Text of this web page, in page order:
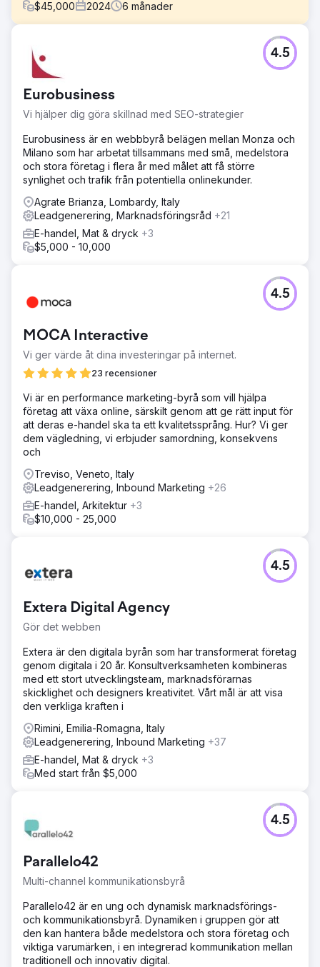
$45,000 2024 6 månader
Webbplatsen rankades inte, och den konverterade inte
heller potentiella kunder.
Lösning
Startade en PPC och SEO-kampanj. SEO hjälper för
långsiktig strategi, PPC är bra för snabbare lead gen.
Resultat
Advokatbyrå tar emot 2-3 leads per månad, vilket ökar
antalet konsultationer.
Gå till byråsida
Eurobusiness
Vi hjälper dig göra skillnad med SEO-strategier
4.5
Eurobusiness är en webbbyrå belägen mellan Monza och
Milano som har arbetat tillsammans med små, medelstora
och stora företag i flera år med målet att få större
synlighet och trafik från potentiella onlinekunder.
Agrate Brianza, Lombardy, Italy
Leadgenerering, Marknadsföringsråd +21
E-handel, Mat & dryck +3
$5,000 - 10,000
MOCA Interactive
Vi ger värde åt dina investeringar på internet.
23 recensioner
4.5
Vi är en performance marketing-byrå som vill hjälpa
företag att växa online, särskilt genom att ge rätt input för
att deras e-handel ska ta ett kvalitetssprång. Hur? Vi ger
dem vägledning, vi erbjuder samordning, konsekvens
och
Treviso, Veneto, Italy
Leadgenerering, Inbound Marketing +26
E-handel, Arkitektur +3
$10,000 - 25,000
Extera Digital Agency
Gör det webben
4.5
Extera är den digitala byrån som har transformerat företag
genom digitala i 20 år. Konsultverksamheten kombineras
med ett stort utvecklingsteam, marknadsförarnas
skicklighet och designers kreativitet. Vårt mål är att visa
den verkliga kraften i
Rimini, Emilia-Romagna, Italy
Leadgenerering, Inbound Marketing +37
E-handel, Mat & dryck +3
Med start från $5,000
Parallelo42
Multi-channel kommunikationsbyrå
4.5
Parallelo42 är en ung och dynamisk marknadsförings-
och kommunikationsbyrå. Dynamiken i gruppen gör att
den kan hantera både medelstora och stora företag och
viktiga varumärken, i en integrerad kommunikation mellan
traditionell och innovativ digital.